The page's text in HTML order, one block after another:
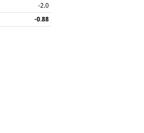
-2.0
-0.88